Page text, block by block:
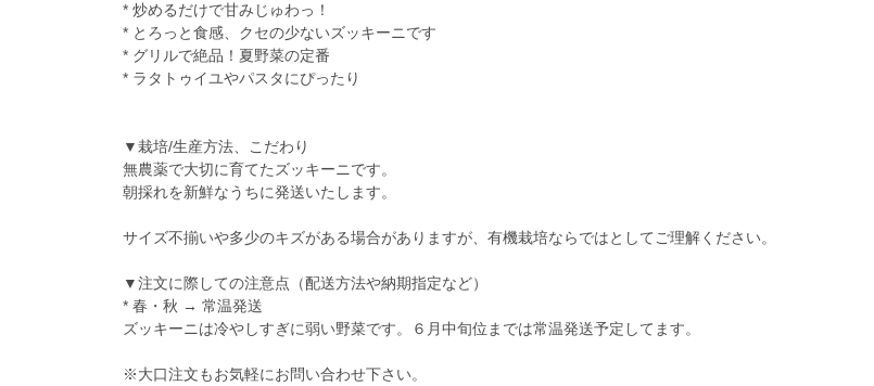
* 炒めるだけで甘みじゅわっ！
* とろっと食感、クセの少ないズッキーニです
* グリルで絶品！夏野菜の定番
* ラタトゥイユやパスタにぴったり
▼栽培/生産方法、こだわり
無農薬で大切に育てたズッキーニです。
朝採れを新鮮なうちに発送いたします。
サイズ不揃いや多少のキズがある場合がありますが、有機栽培ならではとしてご理解ください。
▼注文に際しての注意点（配送方法や納期指定など）
* 春・秋 → 常温発送
ズッキーニは冷やしすぎに弱い野菜です。６月中旬位までは常温発送予定してます。
※大口注文もお気軽にお問い合わせ下さい。